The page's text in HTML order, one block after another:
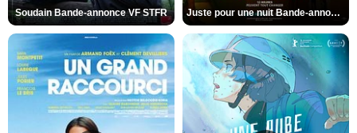
Soudain Bande-annonce VF STFR Juste pour une nuit Bande-annonce VO STFR